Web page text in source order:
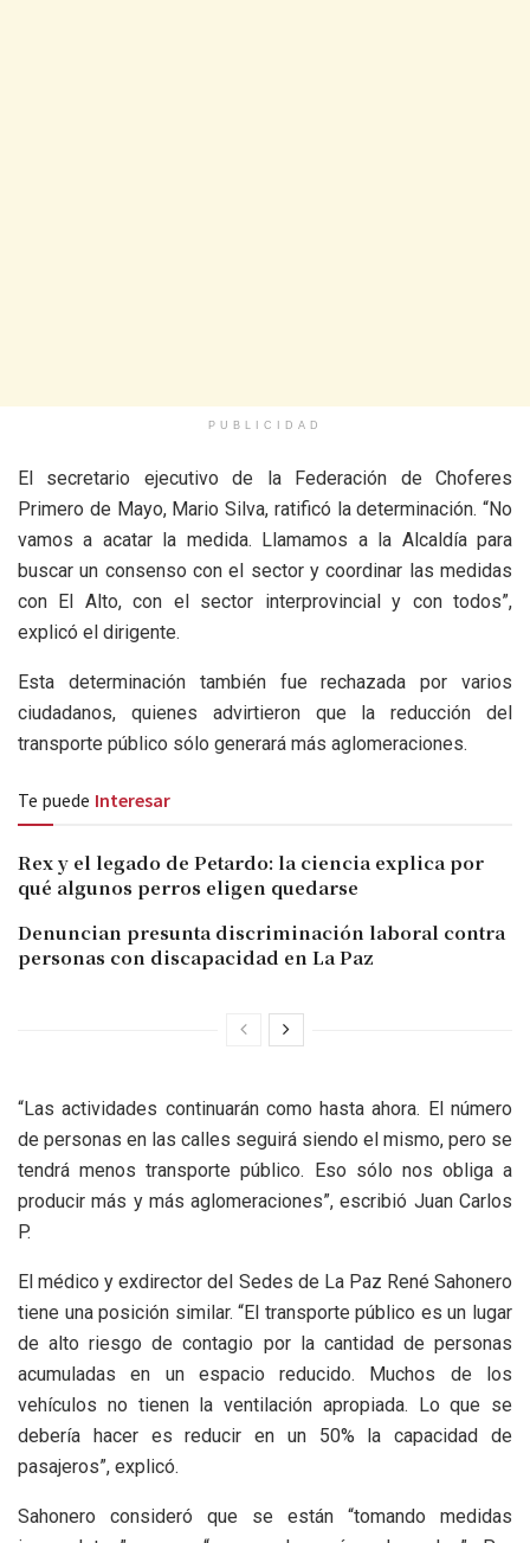
PUBLICIDAD
El secretario ejecutivo de la Federación de Choferes
Primero de Mayo, Mario Silva, ratificó la determinación. “No
vamos a acatar la medida. Llamamos a la Alcaldía para
buscar un consenso con el sector y coordinar las medidas
con El Alto, con el sector interprovincial y con todos”,
explicó el dirigente.
Esta determinación también fue rechazada por varios
ciudadanos, quienes advirtieron que la reducción del
transporte público sólo generará más aglomeraciones.
Te puede Interesar
Rex y el legado de Petardo: la ciencia explica por
qué algunos perros eligen quedarse
Denuncian presunta discriminación laboral contra
personas con discapacidad en La Paz
“Las actividades continuarán como hasta ahora. El número
de personas en las calles seguirá siendo el mismo, pero se
tendrá menos transporte público. Eso sólo nos obliga a
producir más y más aglomeraciones”, escribió Juan Carlos
P.
El médico y exdirector del Sedes de La Paz René Sahonero
tiene una posición similar. “El transporte público es un lugar
de alto riesgo de contagio por la cantidad de personas
acumuladas en un espacio reducido. Muchos de los
vehículos no tienen la ventilación apropiada. Lo que se
debería hacer es reducir en un 50% la capacidad de
pasajeros”, explicó.
Sahonero consideró que se están “tomando medidas